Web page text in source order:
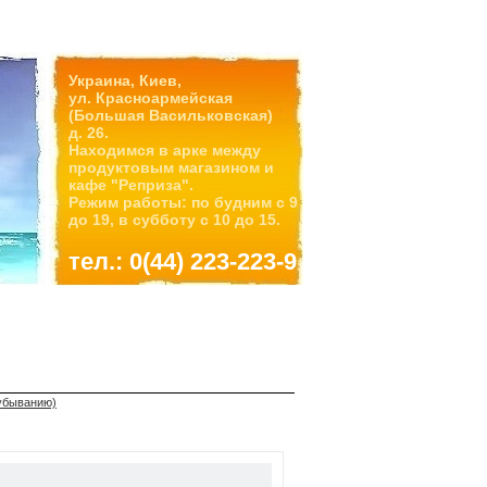
Украина, Киев,
ул. Красноармейская
(Большая Васильковская)
д. 26.
Находимся в арке между
продуктовым магазином и
кафе "Реприза".
Режим работы: по будним с 9
до 19, в субботу с 10 до 15.
тел.: 0(44) 223-223-9